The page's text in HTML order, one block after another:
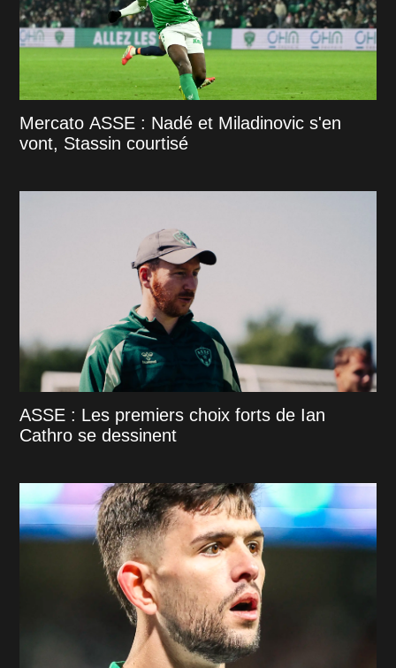
Mercato ASSE : Nadé et Miladinovic s'en
vont, Stassin courtisé
ASSE : Les premiers choix forts de Ian
Cathro se dessinent